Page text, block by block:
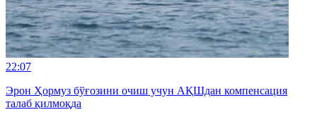
22:07
Эрон Ҳормуз бўғозини очиш учун АҚШдан компенсация
талаб қилмоқда